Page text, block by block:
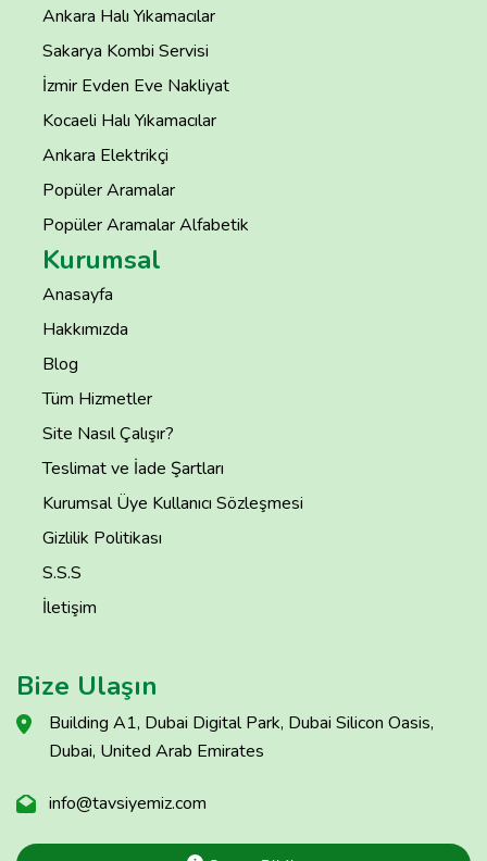
Ankara Halı Yıkamacılar
Sakarya Kombi Servisi
İzmir Evden Eve Nakliyat
Kocaeli Halı Yıkamacılar
Ankara Elektrikçi
Popüler Aramalar
Popüler Aramalar Alfabetik
Kurumsal
Anasayfa
Hakkımızda
Blog
Tüm Hizmetler
Site Nasıl Çalışır?
Teslimat ve İade Şartları
Kurumsal Üye Kullanıcı Sözleşmesi
Gizlilik Politikası
S.S.S
İletişim
Bize Ulaşın
Building A1, Dubai Digital Park, Dubai Silicon Oasis,
Dubai, United Arab Emirates
info@tavsiyemiz.com